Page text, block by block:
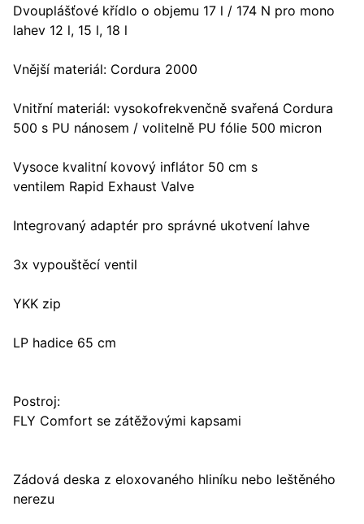
Dvouplášťové křídlo o objemu 17 l / 174 N pro mono
lahev 12 l, 15 l, 18 l
Vnější materiál: Cordura 2000
Vnitřní materiál: vysokofrekvenčně svařená Cordura
500 s PU nánosem / volitelně PU fólie 500 micron
Vysoce kvalitní kovový inflátor 50 cm s
ventilem Rapid Exhaust Valve
Integrovaný adaptér pro správné ukotvení lahve
3x vypouštěcí ventil
YKK zip
LP hadice 65 cm
Postroj:
FLY Comfort se zátěžovými kapsami
Zádová deska z eloxovaného hliníku nebo leštěného
nerezu